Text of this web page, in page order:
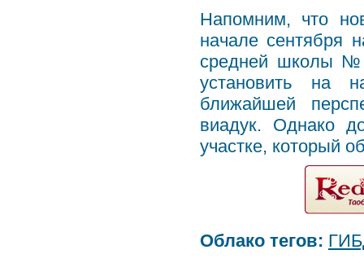
Напомним, что
начале сентября
средней школы №
установить на
ближайшей
виадук. Однако
участке, который
Облако тегов: